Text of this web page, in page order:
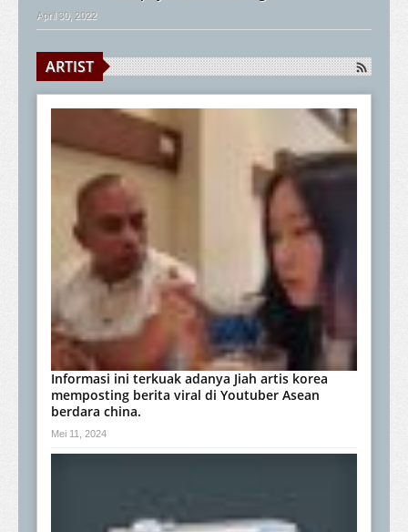
April 30, 2022
ARTIST
Informasi ini terkuak adanya Jiah artis korea
memposting berita viral di Youtuber Asean
berdara china.
Mei 11, 2024